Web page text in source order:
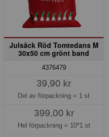
Julsäck Röd Tomtedans M
30x50 cm grönt band
4376479
39,90 kr
Del av förpackning = 1 st
399,00 kr
Hel förpackning = 10*1 st